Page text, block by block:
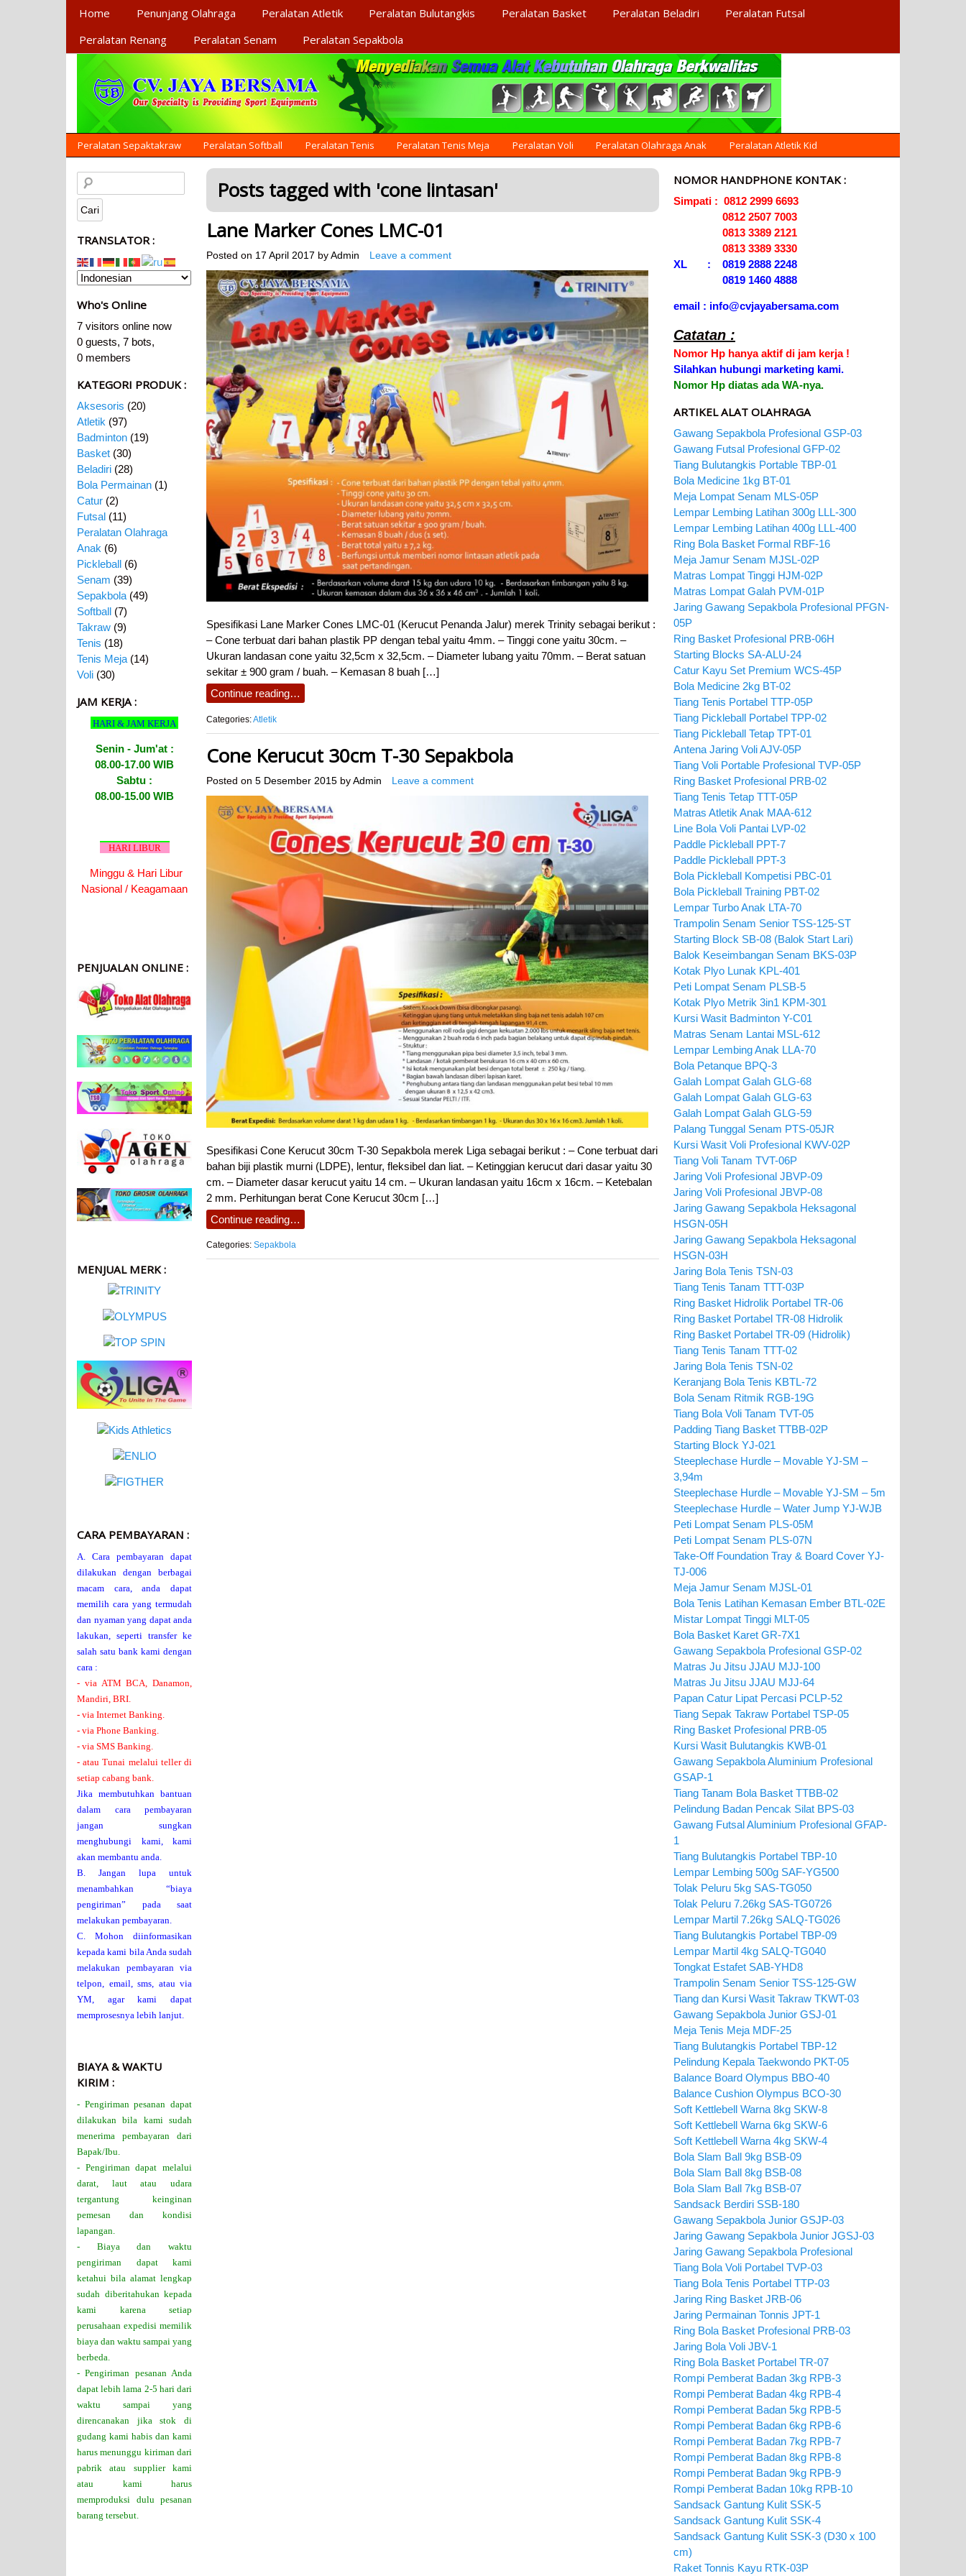
Primary Menu
Home Penunjang Olahraga Peralatan Atletik Peralatan Bulutangkis Peralatan Basket Peralatan Beladiri
Peralatan Futsal
Peralatan Renang
Peralatan Senam Peralatan Sepakbola
Secondary Menu
Peralatan Sepaktakraw Peralatan Softball Peralatan Tenis Peralatan Tenis Meja Peralatan Voli Peralatan Olahraga Anak Peralatan Atletik Kid
Posts tagged with 'cone lintasan'
Lane Marker Cones LMC-01
Posted on 17 April 2017 by Admin Leave a comment
Spesifikasi Lane Marker Cones LMC-01 (Kerucut Penanda Jalur) merek Trinity sebagai berikut :
– Cone terbuat dari bahan plastik PP dengan tebal yaitu 4mm. – Tinggi cone yaitu 30cm. –
Ukuran landasan cone yaitu 32,5cm x 32,5cm. – Diameter lubang yaitu 70mm. – Berat satuan
sekitar ± 900 gram / buah. – Kemasan 8 buah […]
Continue reading…
Categories:Atletik
Cone Kerucut 30cm T-30 Sepakbola
Posted on 5 Desember 2015 by Admin Leave a comment
Spesifikasi Cone Kerucut 30cm T-30 Sepakbola merek Liga sebagai berikut : – Cone terbuat dari
bahan biji plastik murni (LDPE), lentur, fleksibel dan liat. – Ketinggian kerucut dari dasar yaitu 30
cm. – Diameter dasar kerucut yaitu 14 cm. – Ukuran landasan yaitu 16cm x 16cm. – Ketebalan
2 mm. Perhitungan berat Cone Kerucut 30cm […]
Continue reading…
Categories: Sepakbola
TRANSLATOR :
Who's Online
7 visitors online now
0 guests, 7 bots,
0 members
KATEGORI PRODUK :
Aksesoris (20)
Atletik (97)
Badminton (19)
Basket (30)
Beladiri (28)
Bola Permainan (1)
Catur (2)
Futsal (11)
Peralatan Olahraga
Anak (6)
Pickleball (6)
Senam (39)
Sepakbola (49)
Softball (7)
Takraw (9)
Tenis (18)
Tenis Meja (14)
Voli (30)
JAM KERJA :
HARI & JAM KERJA
Senin - Jum'at :
08.00-17.00 WIB
Sabtu :
08.00-15.00 WIB
HARI LIBUR
Minggu & Hari Libur
Nasional / Keagamaan
PENJUALAN ONLINE :
MENJUAL MERK :
CARA PEMBAYARAN :
A. Cara pembayaran dapat
dilakukan dengan berbagai
macam cara, anda dapat
memilih cara yang termudah
dan nyaman yang dapat anda
lakukan, seperti transfer ke
salah satu bank kami dengan
cara :
- via ATM BCA, Danamon,
Mandiri, BRI.
- via Internet Banking.
- via Phone Banking.
- via SMS Banking.
- atau Tunai melalui teller di
setiap cabang bank.
Jika membutuhkan bantuan
dalam cara pembayaran
jangan sungkan
menghubungi kami, kami
akan membantu anda.
B. Jangan lupa untuk
menambahkan “biaya
pengiriman” pada saat
melakukan pembayaran.
C. Mohon diinformasikan
kepada kami bila Anda sudah
melakukan pembayaran via
telpon, email, sms, atau via
YM, agar kami dapat
memprosesnya lebih lanjut.
BIAYA & WAKTU
KIRIM :
- Pengiriman pesanan dapat
dilakukan bila kami sudah
menerima pembayaran dari
Bapak/Ibu.
- Pengiriman dapat melalui
darat, laut atau udara
tergantung keinginan
pemesan dan kondisi
lapangan.
- Biaya dan waktu
pengiriman dapat kami
ketahui bila alamat lengkap
sudah diberitahukan kepada
kami karena setiap
perusahaan expedisi memilik
biaya dan waktu sampai yang
berbeda.
- Pengiriman pesanan Anda
dapat lebih lama 2-5 hari dari
waktu sampai yang
direncanakan jika stok di
gudang kami habis dan kami
harus menunggu kiriman dari
pabrik atau supplier kami
atau kami harus
memproduksi dulu pesanan
barang tersebut.
NOMOR HANDPHONE KONTAK :
Simpati : 0812 2999 6693
0812 2507 7003
0813 3389 2121
0813 3389 3330
XL : 0819 2888 2248
0819 1460 4888
email : info@cvjayabersama.com
Catatan :
Nomor Hp hanya aktif di jam kerja !
Silahkan hubungi marketing kami.
Nomor Hp diatas ada WA-nya.
ARTIKEL ALAT OLAHRAGA
Gawang Sepakbola Profesional GSP-03
Gawang Futsal Profesional GFP-02
Tiang Bulutangkis Portable TBP-01
Bola Medicine 1kg BT-01
Meja Lompat Senam MLS-05P
Lempar Lembing Latihan 300g LLL-300
Lempar Lembing Latihan 400g LLL-400
Ring Bola Basket Formal RBF-16
Meja Jamur Senam MJSL-02P
Matras Lompat Tinggi HJM-02P
Matras Lompat Galah PVM-01P
Jaring Gawang Sepakbola Profesional PFGN-
05P
Ring Basket Profesional PRB-06H
Starting Blocks SA-ALU-24
Catur Kayu Set Premium WCS-45P
Bola Medicine 2kg BT-02
Tiang Tenis Portabel TTP-05P
Tiang Pickleball Portabel TPP-02
Tiang Pickleball Tetap TPT-01
Antena Jaring Voli AJV-05P
Tiang Voli Portable Profesional TVP-05P
Ring Basket Profesional PRB-02
Tiang Tenis Tetap TTT-05P
Matras Atletik Anak MAA-612
Line Bola Voli Pantai LVP-02
Paddle Pickleball PPT-7
Paddle Pickleball PPT-3
Bola Pickleball Kompetisi PBC-01
Bola Pickleball Training PBT-02
Lempar Turbo Anak LTA-70
Trampolin Senam Senior TSS-125-ST
Starting Block SB-08 (Balok Start Lari)
Balok Keseimbangan Senam BKS-03P
Kotak Plyo Lunak KPL-401
Peti Lompat Senam PLSB-5
Kotak Plyo Metrik 3in1 KPM-301
Kursi Wasit Badminton Y-C01
Matras Senam Lantai MSL-612
Lempar Lembing Anak LLA-70
Bola Petanque BPQ-3
Galah Lompat Galah GLG-68
Galah Lompat Galah GLG-63
Galah Lompat Galah GLG-59
Palang Tunggal Senam PTS-05JR
Kursi Wasit Voli Profesional KWV-02P
Tiang Voli Tanam TVT-06P
Jaring Voli Profesional JBVP-09
Jaring Voli Profesional JBVP-08
Jaring Gawang Sepakbola Heksagonal
HSGN-05H
Jaring Gawang Sepakbola Heksagonal
HSGN-03H
Jaring Bola Tenis TSN-03
Tiang Tenis Tanam TTT-03P
Ring Basket Hidrolik Portabel TR-06
Ring Basket Portabel TR-08 Hidrolik
Ring Basket Portabel TR-09 (Hidrolik)
Tiang Tenis Tanam TTT-02
Jaring Bola Tenis TSN-02
Keranjang Bola Tenis KBTL-72
Bola Senam Ritmik RGB-19G
Tiang Bola Voli Tanam TVT-05
Padding Tiang Basket TTBB-02P
Starting Block YJ-021
Steeplechase Hurdle – Movable YJ-SM –
3,94m
Steeplechase Hurdle – Movable YJ-SM – 5m
Steeplechase Hurdle – Water Jump YJ-WJB
Peti Lompat Senam PLS-05M
Peti Lompat Senam PLS-07N
Take-Off Foundation Tray & Board Cover YJ-
TJ-006
Meja Jamur Senam MJSL-01
Bola Tenis Latihan Kemasan Ember BTL-02E
Mistar Lompat Tinggi MLT-05
Bola Basket Karet GR-7X1
Gawang Sepakbola Profesional GSP-02
Matras Ju Jitsu JJAU MJJ-100
Matras Ju Jitsu JJAU MJJ-64
Papan Catur Lipat Percasi PCLP-52
Tiang Sepak Takraw Portabel TSP-05
Ring Basket Profesional PRB-05
Kursi Wasit Bulutangkis KWB-01
Gawang Sepakbola Aluminium Profesional
GSAP-1
Tiang Tanam Bola Basket TTBB-02
Pelindung Badan Pencak Silat BPS-03
Gawang Futsal Aluminium Profesional GFAP-
1
Tiang Bulutangkis Portabel TBP-10
Lempar Lembing 500g SAF-YG500
Tolak Peluru 5kg SAS-TG050
Tolak Peluru 7.26kg SAS-TG0726
Lempar Martil 7.26kg SALQ-TG026
Tiang Bulutangkis Portabel TBP-09
Lempar Martil 4kg SALQ-TG040
Tongkat Estafet SAB-YHD8
Trampolin Senam Senior TSS-125-GW
Tiang dan Kursi Wasit Takraw TKWT-03
Gawang Sepakbola Junior GSJ-01
Meja Tenis Meja MDF-25
Tiang Bulutangkis Portabel TBP-12
Pelindung Kepala Taekwondo PKT-05
Balance Board Olympus BBO-40
Balance Cushion Olympus BCO-30
Soft Kettlebell Warna 8kg SKW-8
Soft Kettlebell Warna 6kg SKW-6
Soft Kettlebell Warna 4kg SKW-4
Bola Slam Ball 9kg BSB-09
Bola Slam Ball 8kg BSB-08
Bola Slam Ball 7kg BSB-07
Sandsack Berdiri SSB-180
Gawang Sepakbola Junior GSJP-03
Jaring Gawang Sepakbola Junior JGSJ-03
Jaring Gawang Sepakbola Profesional
Tiang Bola Voli Portabel TVP-03
Tiang Bola Tenis Portabel TTP-03
Jaring Ring Basket JRB-06
Jaring Permainan Tonnis JPT-1
Ring Bola Basket Profesional PRB-03
Jaring Bola Voli JBV-1
Ring Bola Basket Portabel TR-07
Rompi Pemberat Badan 3kg RPB-3
Rompi Pemberat Badan 4kg RPB-4
Rompi Pemberat Badan 5kg RPB-5
Rompi Pemberat Badan 6kg RPB-6
Rompi Pemberat Badan 7kg RPB-7
Rompi Pemberat Badan 8kg RPB-8
Rompi Pemberat Badan 9kg RPB-9
Rompi Pemberat Badan 10kg RPB-10
Sandsack Gantung Kulit SSK-5
Sandsack Gantung Kulit SSK-4
Sandsack Gantung Kulit SSK-3 (D30 x 100
cm)
Raket Tonnis Kayu RTK-03P